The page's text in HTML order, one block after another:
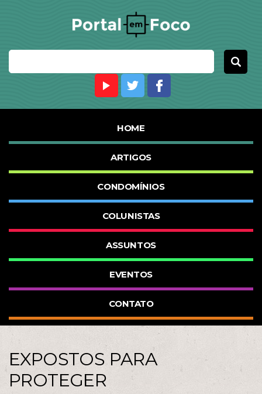
HOME
ARTIGOS
CONDOMÍNIOS
COLUNISTAS
ASSUNTOS
EVENTOS
CONTATO
EXPOSTOS PARA
PROTEGER